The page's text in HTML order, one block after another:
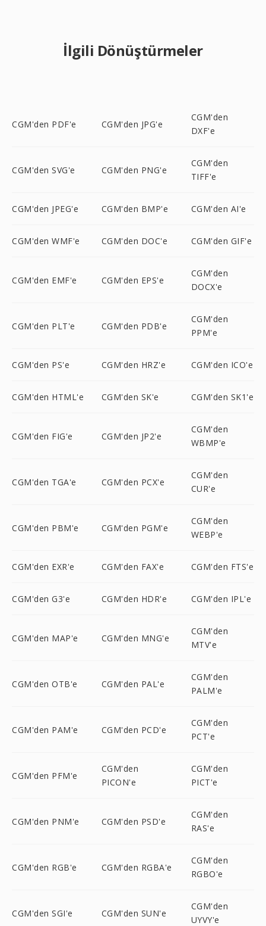
İlgili Dönüştürmeler
CGM'den PDF'e CGM'den JPG'e
CGM'den
DXF'e
CGM'den SVG'e CGM'den PNG'e
CGM'den
TIFF'e
CGM'den JPEG'e CGM'den BMP'e CGM'den AI'e
CGM'den WMF'e CGM'den DOC'e CGM'den GIF'e
CGM'den EMF'e CGM'den EPS'e
CGM'den
DOCX'e
CGM'den PLT'e CGM'den PDB'e
CGM'den
PPM'e
CGM'den PS'e CGM'den HRZ'e CGM'den ICO'e
CGM'den HTML'e CGM'den SK'e CGM'den SK1'e
CGM'den FIG'e CGM'den JP2'e
CGM'den
WBMP'e
CGM'den TGA'e CGM'den PCX'e
CGM'den
CUR'e
CGM'den PBM'e CGM'den PGM'e
CGM'den
WEBP'e
CGM'den EXR'e CGM'den FAX'e CGM'den FTS'e
CGM'den G3'e CGM'den HDR'e CGM'den IPL'e
CGM'den MAP'e CGM'den MNG'e
CGM'den
MTV'e
CGM'den OTB'e CGM'den PAL'e
CGM'den
PALM'e
CGM'den PAM'e CGM'den PCD'e
CGM'den
PCT'e
CGM'den PFM'e
CGM'den
PICON'e
CGM'den
PICT'e
CGM'den PNM'e CGM'den PSD'e
CGM'den
RAS'e
CGM'den RGB'e CGM'den RGBA'e
CGM'den
RGBO'e
CGM'den SGI'e CGM'den SUN'e
CGM'den
UYVY'e